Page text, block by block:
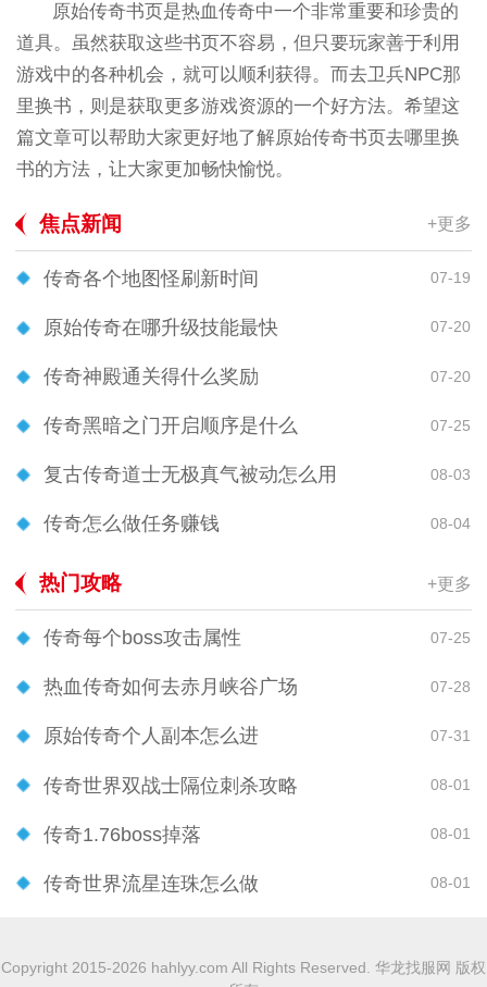
原始传奇书页是热血传奇中一个非常重要和珍贵的
道具。虽然获取这些书页不容易，但只要玩家善于利用
游戏中的各种机会，就可以顺利获得。而去卫兵NPC那
里换书，则是获取更多游戏资源的一个好方法。希望这
篇文章可以帮助大家更好地了解原始传奇书页去哪里换
书的方法，让大家更加畅快愉悦。
焦点新闻 +更多
传奇各个地图怪刷新时间 07-19
原始传奇在哪升级技能最快 07-20
传奇神殿通关得什么奖励 07-20
传奇黑暗之门开启顺序是什么 07-25
复古传奇道士无极真气被动怎么用 08-03
传奇怎么做任务赚钱 08-04
热门攻略 +更多
传奇每个boss攻击属性 07-25
热血传奇如何去赤月峡谷广场 07-28
原始传奇个人副本怎么进 07-31
传奇世界双战士隔位刺杀攻略 08-01
传奇1.76boss掉落 08-01
传奇世界流星连珠怎么做 08-01
Copyright 2015-2026 hahlyy.com All Rights Reserved. 华龙找服网 版权